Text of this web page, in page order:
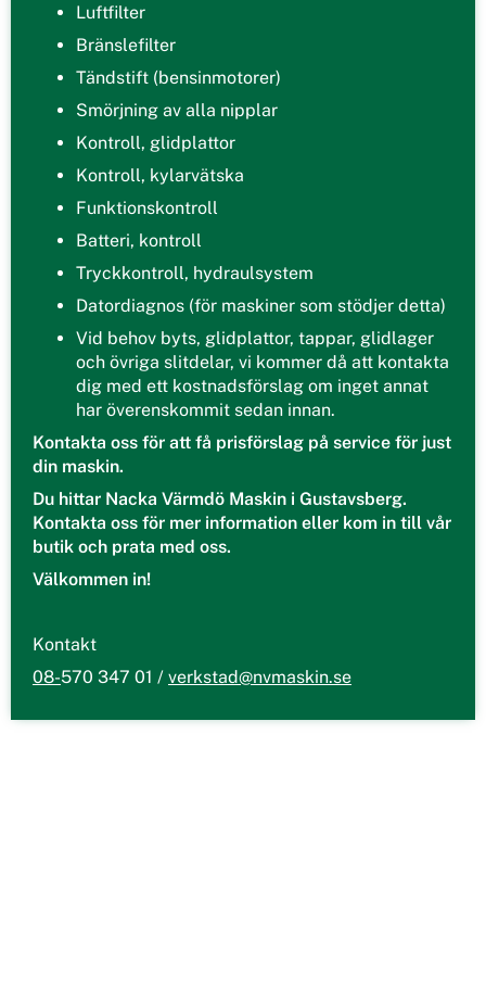
Luftfilter
Bränslefilter
Tändstift (bensinmotorer)
Smörjning av alla nipplar
Kontroll, glidplattor
Kontroll, kylarvätska
Funktionskontroll
Batteri, kontroll
Tryckkontroll, hydraulsystem
Datordiagnos (för maskiner som stödjer detta)
Vid behov byts, glidplattor, tappar, glidlager
och övriga slitdelar, vi kommer då att kontakta
dig med ett kostnadsförslag om inget annat
har överenskommit sedan innan.
Kontakta oss för att få prisförslag på service för just
din maskin.
Du hittar Nacka Värmdö Maskin i Gustavsberg.
Kontakta oss för mer information eller kom in till vår
butik och prata med oss.
Välkommen in!
Kontakt
08-570 347 01 / verkstad@nvmaskin.se